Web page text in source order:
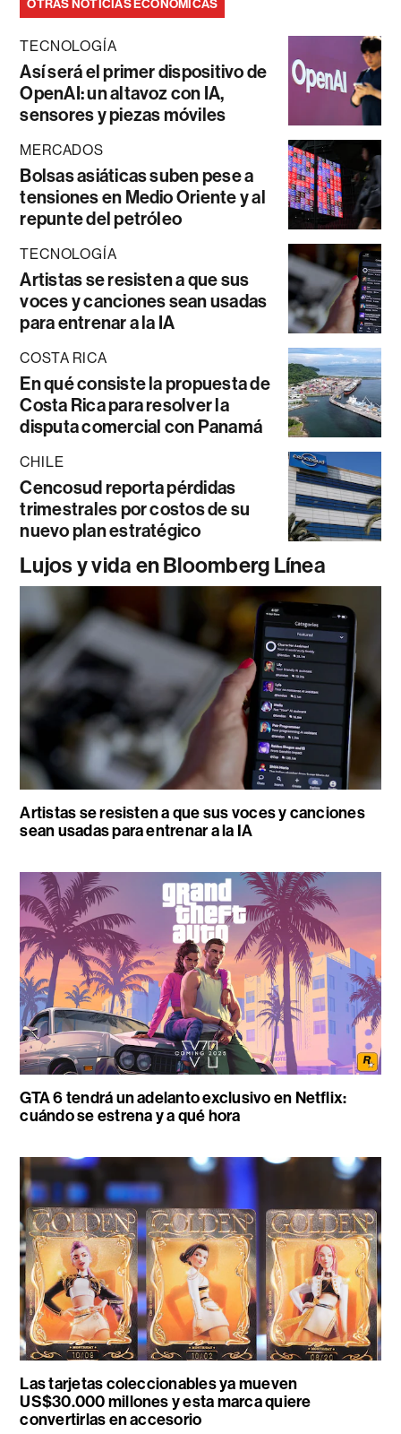
OTRAS NOTICIAS ECONÓMICAS
TECNOLOGÍA
Así será el primer dispositivo de
OpenAI: un altavoz con IA,
sensores y piezas móviles
MERCADOS
Bolsas asiáticas suben pese a
tensiones en Medio Oriente y al
repunte del petróleo
TECNOLOGÍA
Artistas se resisten a que sus
voces y canciones sean usadas
para entrenar a la IA
COSTA RICA
En qué consiste la propuesta de
Costa Rica para resolver la
disputa comercial con Panamá
CHILE
Cencosud reporta pérdidas
trimestrales por costos de su
nuevo plan estratégico
Lujos y vida en Bloomberg Línea
Artistas se resisten a que sus voces y canciones
sean usadas para entrenar a la IA
GTA 6 tendrá un adelanto exclusivo en Netflix:
cuándo se estrena y a qué hora
Las tarjetas coleccionables ya mueven
US$30.000 millones y esta marca quiere
convertirlas en accesorio